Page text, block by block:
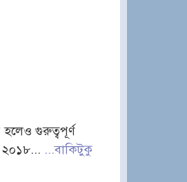
গুরুত্বপূর্ণ
২০১৮... ...বাকিটুকু